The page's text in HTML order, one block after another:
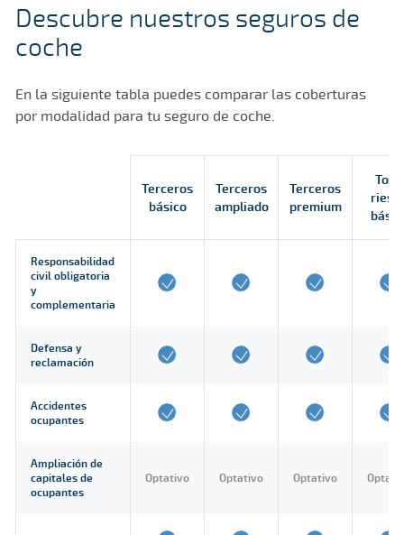
Descubre nuestros seguros de
coche
En la siguiente tabla puedes comparar las coberturas
por modalidad para tu seguro de coche.
Terceros
básico
Terceros
ampliado
Terceros
premium
Todo
Responsabilidad
civil obligatoria
y
complementaria
Defensa y
reclamación
Accidentes
ocupantes
Ampliación de
capitales de
ocupantes
Optativo Optativo Optativo